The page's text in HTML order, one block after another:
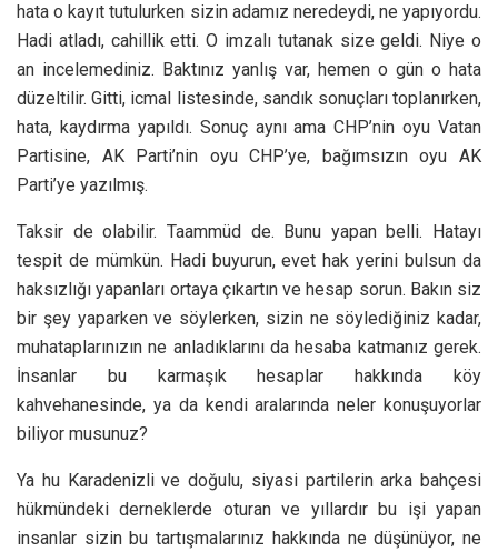
hata o kayıt tutulurken sizin adamız neredeydi, ne yapıyordu.
Hadi atladı, cahillik etti. O imzalı tutanak size geldi. Niye o
an incelemediniz. Baktınız yanlış var, hemen o gün o hata
düzeltilir. Gitti, icmal listesinde, sandık sonuçları toplanırken,
hata, kaydırma yapıldı. Sonuç aynı ama CHP’nin oyu Vatan
Partisine, AK Parti’nin oyu CHP’ye, bağımsızın oyu AK
Parti’ye yazılmış.
Taksir de olabilir. Taammüd de. Bunu yapan belli. Hatayı
tespit de mümkün. Hadi buyurun, evet hak yerini bulsun da
haksızlığı yapanları ortaya çıkartın ve hesap sorun. Bakın siz
bir şey yaparken ve söylerken, sizin ne söylediğiniz kadar,
muhataplarınızın ne anladıklarını da hesaba katmanız gerek.
İnsanlar bu karmaşık hesaplar hakkında köy
kahvehanesinde, ya da kendi aralarında neler konuşuyorlar
biliyor musunuz?
Ya hu Karadenizli ve doğulu, siyasi partilerin arka bahçesi
hükmündeki derneklerde oturan ve yıllardır bu işi yapan
insanlar sizin bu tartışmalarınız hakkında ne düşünüyor, ne